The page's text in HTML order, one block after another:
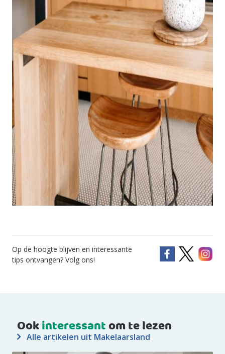
Op de hoogte blijven en interessante
tips ontvangen? Volg ons!
Ookinteressantom te lezen
Alle artikelen uit Makelaarsland